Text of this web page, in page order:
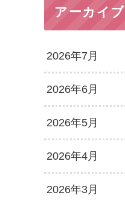
アーカイブ
2026年7月
2026年6月
2026年5月
2026年4月
2026年3月